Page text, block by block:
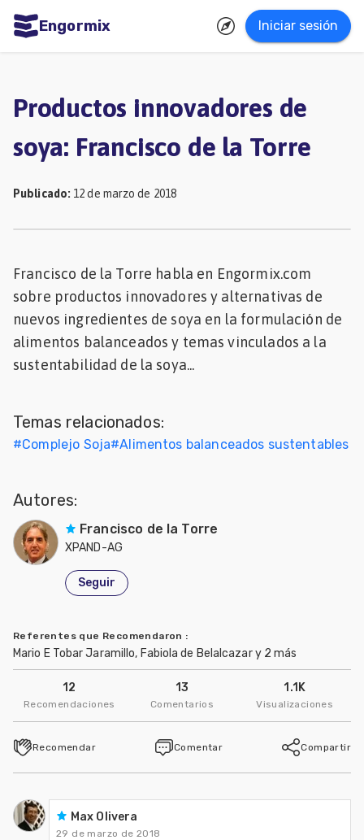
Engormix Iniciar sesión
Agricultura
Balanceados
Ganadería
Lechería
Micotoxinas
Porcicultura
Productos innovadores de
soya: Francisco de la Torre
Publicado: 12 de marzo de 2018
Francisco de la Torre habla en Engormix.com
sobre productos innovadores y alternativas de
nuevos ingredientes de soya en la formulación de
alimentos balanceados y temas vinculados a la
sustentabilidad de la soya...
Temas relacionados:
#Complejo Soja#Alimentos balanceados sustentables
Autores:
Francisco de la Torre
XPAND-AG
Seguir
Referentes que Recomendaron :
Mario E Tobar Jaramillo, Fabiola de Belalcazar y 2 más
12
Recomendaciones
13
Comentarios
1.1K
Visualizaciones
Recomendar Comentar Compartir
Max Olivera
29 de marzo de 2018